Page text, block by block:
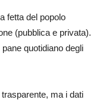
fetta del popolo
(pubblica e privata).
quotidiano degli
ma i dati